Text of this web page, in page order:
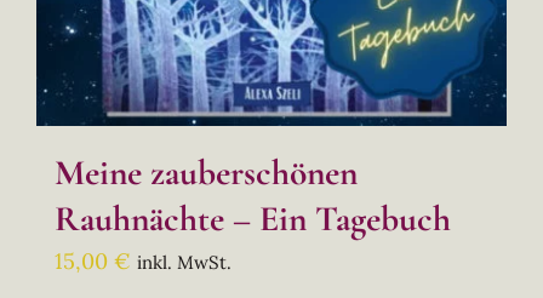
Meine zauberschönen
Rauhnächte – Ein Tagebuch
15,00 € inkl. MwSt.